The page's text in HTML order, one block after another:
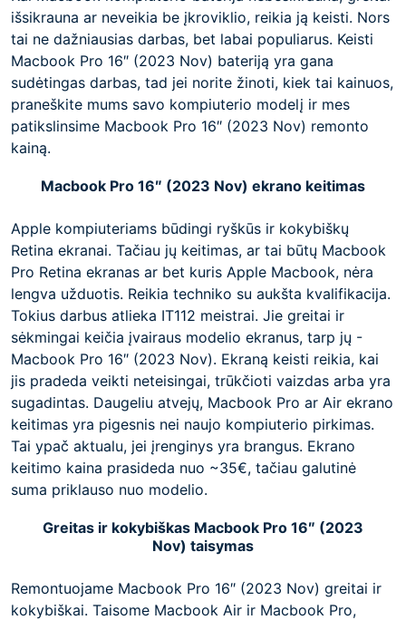
išsikrauna ar neveikia be įkroviklio, reikia ją keisti. Nors
tai ne dažniausias darbas, bet labai populiarus. Keisti
Macbook Pro 16″ (2023 Nov) bateriją yra gana
sudėtingas darbas, tad jei norite žinoti, kiek tai kainuos,
praneškite mums savo kompiuterio modelį ir mes
patikslinsime Macbook Pro 16″ (2023 Nov) remonto
kainą.
Macbook Pro 16″ (2023 Nov) ekrano keitimas
Apple kompiuteriams būdingi ryškūs ir kokybiškų
Retina ekranai. Tačiau jų keitimas, ar tai būtų Macbook
Pro Retina ekranas ar bet kuris Apple Macbook, nėra
lengva užduotis. Reikia techniko su aukšta kvalifikacija.
Tokius darbus atlieka IT112 meistrai. Jie greitai ir
sėkmingai keičia įvairaus modelio ekranus, tarp jų -
Macbook Pro 16″ (2023 Nov). Ekraną keisti reikia, kai
jis pradeda veikti neteisingai, trūkčioti vaizdas arba yra
sugadintas. Daugeliu atvejų, Macbook Pro ar Air ekrano
keitimas yra pigesnis nei naujo kompiuterio pirkimas.
Tai ypač aktualu, jei įrenginys yra brangus. Ekrano
keitimo kaina prasideda nuo ~35€, tačiau galutinė
suma priklauso nuo modelio.
Greitas ir kokybiškas Macbook Pro 16″ (2023
Nov) taisymas
Remontuojame Macbook Pro 16″ (2023 Nov) greitai ir
kokybiškai. Taisome Macbook Air ir Macbook Pro,